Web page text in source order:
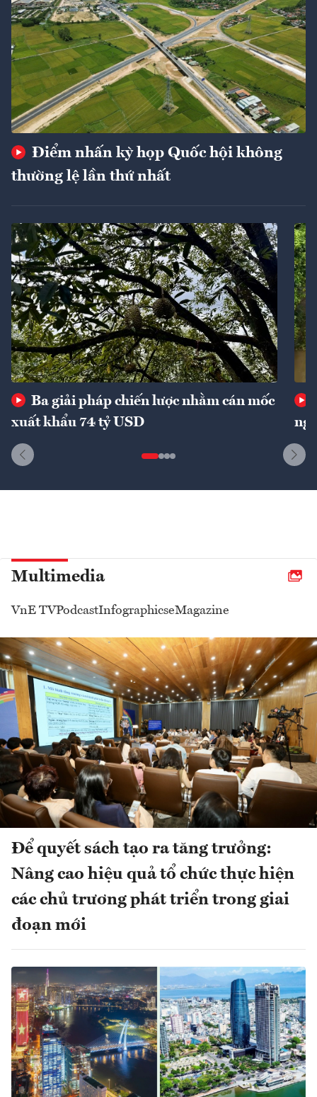
Điểm nhấn kỳ họp Quốc hội không
thường lệ lần thứ nhất
Ba giải pháp chiến lược nhằm cán mốc
xuất khẩu 74 tỷ USD
Multimedia
VnE TVPodcastInfographicseMagazine
Để quyết sách tạo ra tăng trưởng:
Nâng cao hiệu quả tổ chức thực hiện
các chủ trương phát triển trong giai
đoạn mới